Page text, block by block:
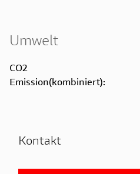
Umwelt
CO2
Emission(kombiniert):
Kontakt